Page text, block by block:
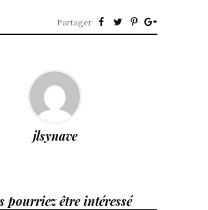
Partager
jlsynave
pourriez être intéressé